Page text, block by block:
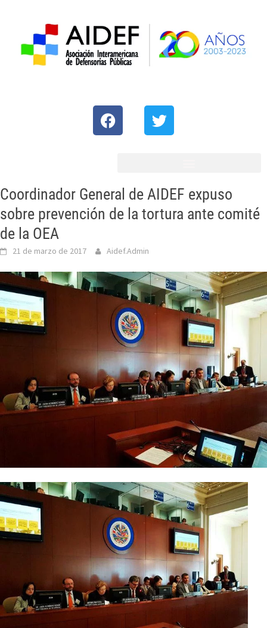
Coordinador General de AIDEF expuso
sobre prevención de la tortura ante comité
de la OEA
21 de marzo de 2017 Aidef.Admin